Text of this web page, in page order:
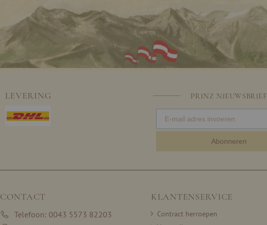
LEVERING PRINZ NIEUWSBRIEF
Abonneren
CONTACT
Telefoon: 0043 5573 82203
KLANTENSERVICE
Contract herroepen